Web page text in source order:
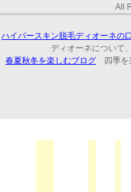
All
ハイパースキン脱毛ディオーネの
ディオーネについて
春夏秋冬を楽しむブログ 四季を